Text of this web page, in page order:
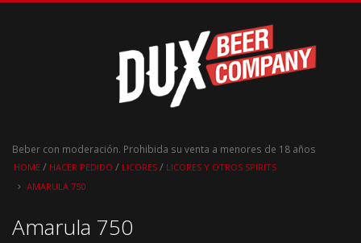
Beber con moderación. Prohibida su venta a menores de 18 años
HOME / HACER PEDIDO / LICORES / LICORES Y OTROS SPIRITS
AMARULA 750
Amarula 750